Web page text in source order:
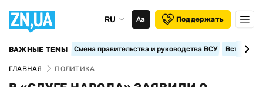
RU Аа Поддержать
ВАЖНЫЕ ТЕМЫ Смена правительства и руководства ВСУ
ГЛАВНАЯ ПОЛИТИКА